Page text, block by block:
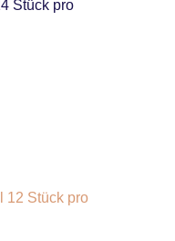
Stück pro